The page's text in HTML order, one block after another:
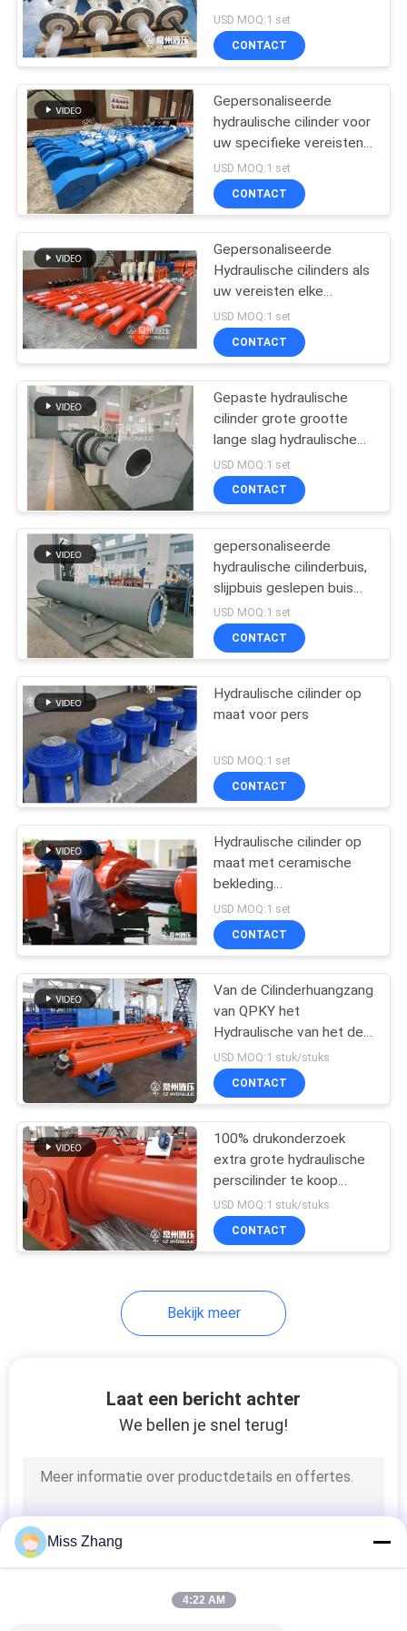
PRIVACYBELEID
Industriële,
Hydraulische
cilinders
27
Thermische Spray
Coatings
22
Hydraulische
hijscilinder
hydraulische
servomotor
Hydraulisch station
Telescopische
hydraulische cilinder
6
hydraulische cilinder
industrie de zuigerstaaf
met HVOF coating
USD MOQ:1 set
CONTACT
Gepersonaliseerde
hydraulische cilinder voor
uw specifieke vereisten
volgens de vereisten
fabrikant fabriek
USD MOQ:1 set
CONTACT
Gepersonaliseerde
Hydraulische cilinders als
uw vereisten elke
industrie
USD MOQ:1 set
CONTACT
Gepaste hydraulische
cilinder grote grootte
lange slag hydraulische
cilinder φ800/φ380-
11000mm
USD MOQ:1 set
CONTACT
gepersonaliseerde
hydraulische cilinderbuis,
slijpbuis geslepen buis
geslepen buizen
hydraulische vaten
USD MOQ:1 set
CONTACT
Hydraulische cilinder op
maat voor pers
USD MOQ:1 set
CONTACT
Hydraulische cilinder op
maat met ceramische
bekleding
zuigerstaaf,HVOF
zuigerstaaf
USD MOQ:1 set
CONTACT
Van de Cilinderhuangzang
van QPKY het
Hydraulische van het de
Tempelwater Project
van de de
Milieubeschermingshub
USD MOQ:1 stuk/stuks
CONTACT
100% drukonderzoek
extra grote hydraulische
perscilinder te koop
fabrikant fabriek
USD MOQ:1 stuk/stuks
CONTACT
Bekijk meer
Laat een bericht achter
We bellen je snel terug!
Miss Zhang
4:22 AM